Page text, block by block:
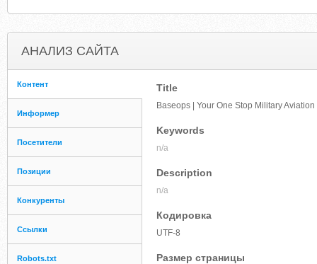
АНАЛИЗ САЙТА
Контент
Информер
Посетители
Позиции
Конкуренты
Ссылки
Robots.txt
Title
Baseops | Your One Stop Military
Keywords
n/a
Description
n/a
Кодировка
UTF-8
Размер страницы